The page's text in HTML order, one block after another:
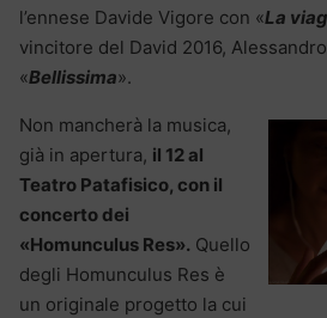
l’ennese Davide Vigore con «La
vincitore del David 2016,
«Bellissima».
Non mancherà la musica,
già in apertura, il 12 al
Teatro Patafisico, con il
concerto dei
«Homunculus Res». Quello
degli Homunculus Res è
un originale progetto la cui